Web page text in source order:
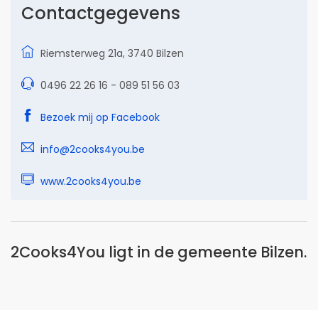
Contactgegevens
Riemsterweg 21a, 3740 Bilzen
0496 22 26 16 - 089 51 56 03
Bezoek mij op Facebook
info@2cooks4you.be
www.2cooks4you.be
2Cooks4You ligt in de gemeente Bilzen.